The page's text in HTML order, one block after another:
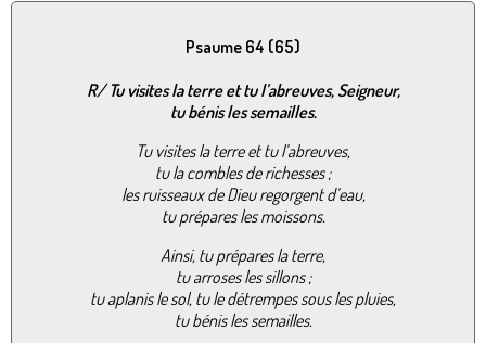
Psaume 64 (65)
R/Tu visites la terre et tu l’abreuves, Seigneur,
tu bénis les semailles.
Tu visites la terre et tu l’abreuves,
tu la combles de richesses ;
les ruisseaux de Dieu regorgent d’eau,
tu prépares les moissons.
Ainsi, tu prépares la terre,
tu arroses les sillons ;
tu aplanis le sol, tu le détrempes sous les pluies,
tu bénis les semailles.